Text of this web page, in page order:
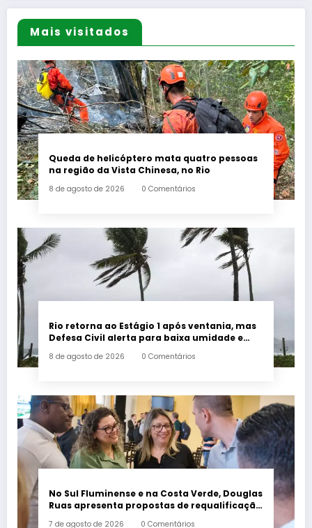
Mais visitados
Queda de helicóptero mata quatro pessoas
na região da Vista Chinesa, no Rio
8 de agosto de 2026 0 Comentários
Rio retorna ao Estágio 1 após ventania, mas
Defesa Civil alerta para baixa umidade e
8 de agosto de 2026 0 Comentários
No Sul Fluminense e na Costa Verde, Douglas
Ruas apresenta propostas de requalificação
7 de agosto de 2026 0 Comentários